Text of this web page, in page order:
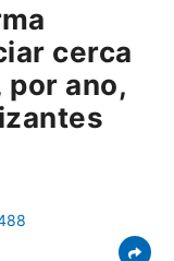
cerca
ano,